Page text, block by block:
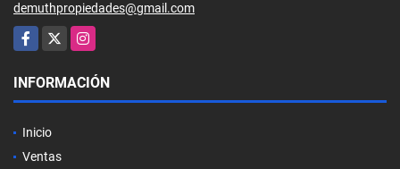
demuthpropiedades@gmail.com
Facebook
X Instagram
INFORMACIÓN
Inicio
Ventas